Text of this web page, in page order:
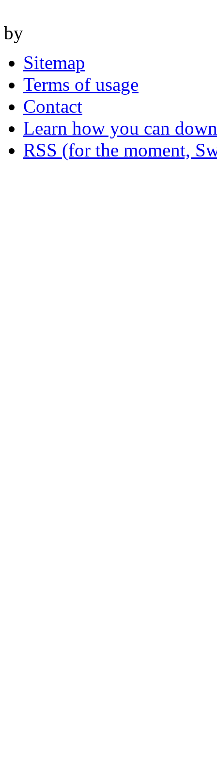
by
Sitemap
Terms of usage
Contact
Learn how you can
RSS (for the moment,